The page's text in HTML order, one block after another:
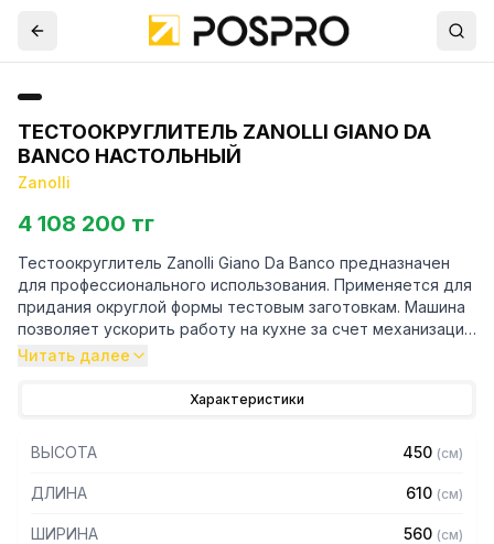
ТЕСТООКРУГЛИТЕЛЬ ZANOLLI GIANO DA
BANCO НАСТОЛЬНЫЙ
Zanolli
4 108 200 тг
Тестоокруглитель Zanolli Giano Da Banco предназначен
для профессионального использования. Применяется для
придания округлой формы тестовым заготовкам. Машина
позволяет ускорить работу на кухне за счет механизации
процесса округления.
- Не требователен к обслуживанию
- Тефлоновое покрытие спиральной головки
- Легкая очистка
- Благодаря сменным спиралям может обрабатывать
Читать далее
Характеристики
ВЫСОТА 450 (см)
ДЛИНА 610 (см)
ШИРИНА 560 (см)